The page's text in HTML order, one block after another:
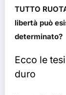
TUTTO
libertà può
determinato?
Ecco le
duro